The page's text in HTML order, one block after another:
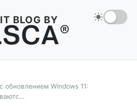
IT BLOG BY
обновлением Windows 11: